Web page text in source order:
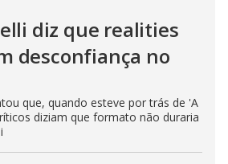
diz que realities
desconfiança no
que, quando esteve por trás de 'A
diziam que formato não duraria